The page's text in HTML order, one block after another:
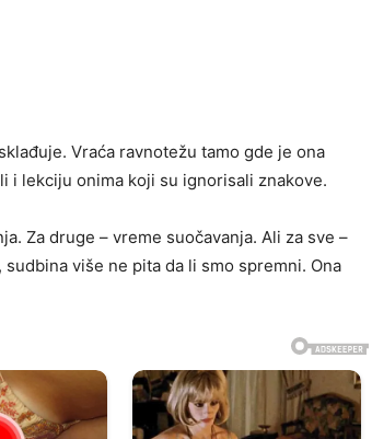
Vraća ravnotežu tamo gde je ona
i lekciju onima koji su ignorisali znakove.
Za druge – vreme suočavanja. Ali za sve –
više ne pita da li smo spremni. Ona